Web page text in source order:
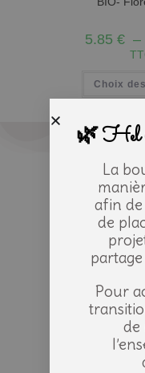
5.85€ –
Choix
🌿 Hel
La
afin de
de
Pour
de